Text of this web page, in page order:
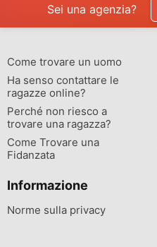
Sei una agenzia?
Come trovare un uomo
Ha senso contattare le
ragazze online?
Perché non riesco a
trovare una ragazza?
Come Trovare una
Fidanzata
Informazione
Norme sulla privacy